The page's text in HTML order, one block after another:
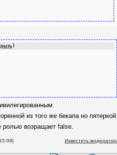
из того же бекапа но пятеркой
ролью возращает false.
Известить